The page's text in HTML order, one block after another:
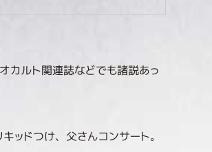
カルト関連誌などでも諸説あっ
ッドつけ、父さんコンサート。